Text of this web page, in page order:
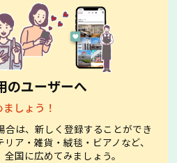
のユーザーへ
しょう！
合は、新しく登録することができ
ア・雑貨・絨毯・ビアノなど、
国に広めてみましょう。